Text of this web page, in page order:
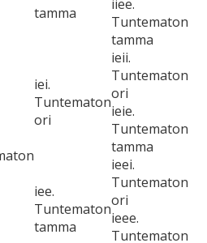
tamma
iiee.
Tuntematon
tamma
iei.
Tuntematon
ori
ieii.
Tuntematon
ori
ieie.
Tuntematon
tamma
iee.
Tuntematon
tamma
ieei.
Tuntematon
ori
ieee.
Tuntematon